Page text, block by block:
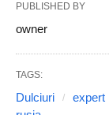
PUBLISHED BY
owner
TAGS:
Dulciuri expert